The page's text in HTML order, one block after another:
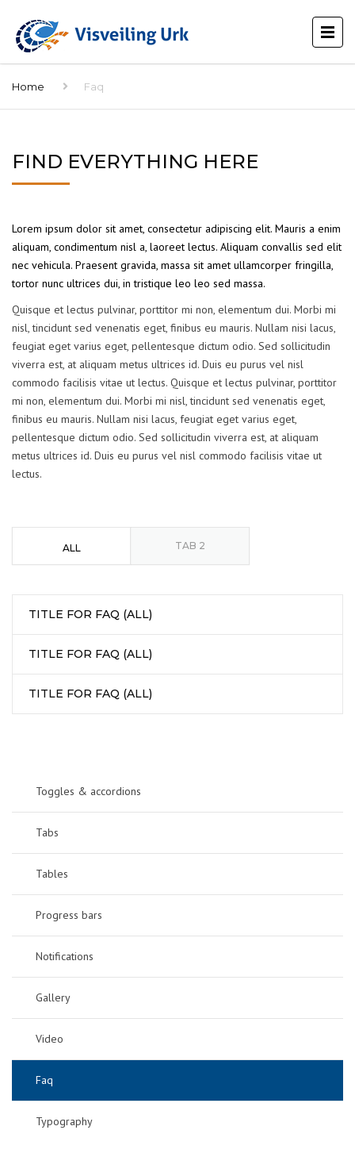
Home Faq
FIND EVERYTHING HERE
Lorem ipsum dolor sit amet, consectetur adipiscing elit. Mauris a enim
aliquam, condimentum nisl a, laoreet lectus. Aliquam convallis sed elit
nec vehicula. Praesent gravida, massa sit amet ullamcorper fringilla,
tortor nunc ultrices dui, in tristique leo leo sed massa.
Quisque et lectus pulvinar, porttitor mi non, elementum dui. Morbi mi
nisl, tincidunt sed venenatis eget, finibus eu mauris. Nullam nisi lacus,
feugiat eget varius eget, pellentesque dictum odio. Sed sollicitudin
viverra est, at aliquam metus ultrices id. Duis eu purus vel nisl
commodo facilisis vitae ut lectus. Quisque et lectus pulvinar, porttitor
mi non, elementum dui. Morbi mi nisl, tincidunt sed venenatis eget,
finibus eu mauris. Nullam nisi lacus, feugiat eget varius eget,
pellentesque dictum odio. Sed sollicitudin viverra est, at aliquam
metus ultrices id. Duis eu purus vel nisl commodo facilisis vitae ut
lectus.
ALL TAB 2
TITLE FOR FAQ (ALL)
TITLE FOR FAQ (ALL)
TITLE FOR FAQ (ALL)
Toggles & accordions
Tabs
Tables
Progress bars
Notifications
Gallery
Video
Faq
Typography